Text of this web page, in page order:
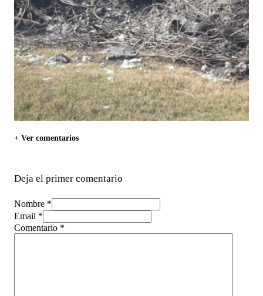
+ Ver comentarios
Deja el primer comentario
Nombre *
Email *
Comentario *